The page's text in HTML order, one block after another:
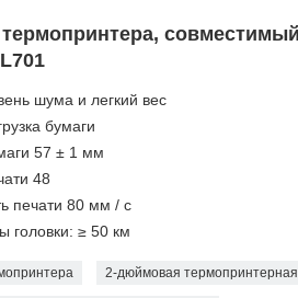
шума и легкий вес
бумаги
57 ± 1 мм
48
печати 80 мм / с
головки: ≥ 50 км
2-дюймовая термопринтерная